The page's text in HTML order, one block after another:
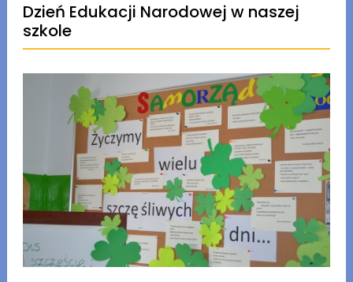
Dzień Edukacji Narodowej w naszej
szkole